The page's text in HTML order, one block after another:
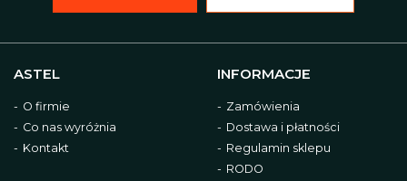
ASTEL
O firmie
Co nas wyróżnia
Kontakt
INFORMACJE
Zamówienia
Dostawa i płatności
Regulamin sklepu
RODO